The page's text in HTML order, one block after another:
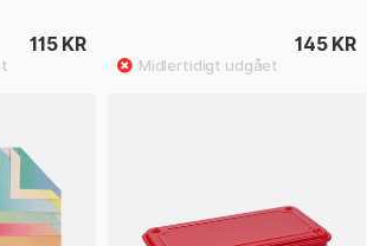
115 KR 145 KR